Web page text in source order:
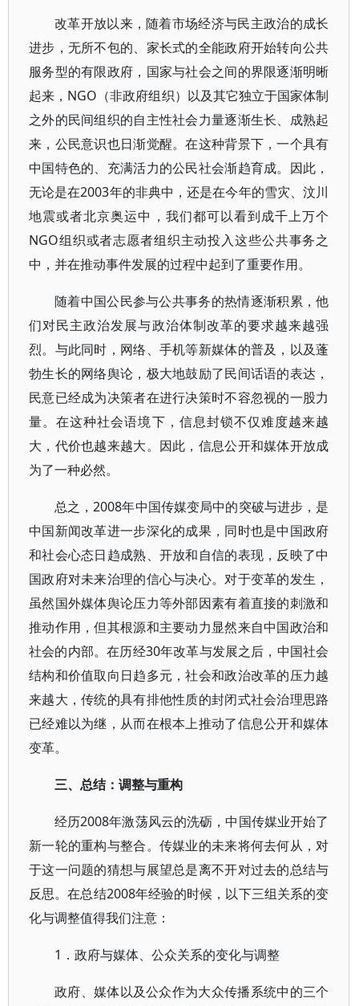
改革开放以来，随着市场经济与民主政治的成长
进步，无所不包的、家长式的全能政府开始转向公共
服务型的有限政府，国家与社会之间的界限逐渐明晰
起来，NGO（非政府组织）以及其它独立于国家体制
之外的民间组织的自主性社会力量逐渐生长、成熟起
来，公民意识也日渐觉醒。在这种背景下，一个具有
中国特色的、充满活力的公民社会渐趋育成。因此，
无论是在2003年的非典中，还是在今年的雪灾、汶川
地震或者北京奥运中，我们都可以看到成千上万个
NGO组织或者志愿者组织主动投入这些公共事务之
中，并在推动事件发展的过程中起到了重要作用。
随着中国公民参与公共事务的热情逐渐积累，他
们对民主政治发展与政治体制改革的要求越来越强
烈。与此同时，网络、手机等新媒体的普及，以及蓬
勃生长的网络舆论，极大地鼓励了民间话语的表达，
民意已经成为决策者在进行决策时不容忽视的一股力
量。在这种社会语境下，信息封锁不仅难度越来越
大，代价也越来越大。因此，信息公开和媒体开放成
为了一种必然。
总之，2008年中国传媒变局中的突破与进步，是
中国新闻改革进一步深化的成果，同时也是中国政府
和社会心态日趋成熟、开放和自信的表现，反映了中
国政府对未来治理的信心与决心。对于变革的发生，
虽然国外媒体舆论压力等外部因素有着直接的刺激和
推动作用，但其根源和主要动力显然来自中国政治和
社会的内部。在历经30年改革与发展之后，中国社会
结构和价值取向日趋多元，社会和政治改革的压力越
来越大，传统的具有排他性质的封闭式社会治理思路
已经难以为继，从而在根本上推动了信息公开和媒体
变革。
三、总结：调整与重构
经历2008年激荡风云的洗砺，中国传媒业开始了
新一轮的重构与整合。传媒业的未来将何去何从，对
于这一问题的猜想与展望总是离不开对过去的总结与
反思。在总结2008年经验的时候，以下三组关系的变
化与调整值得我们注意：
1．政府与媒体、公众关系的变化与调整
政府、媒体以及公众作为大众传播系统中的三个